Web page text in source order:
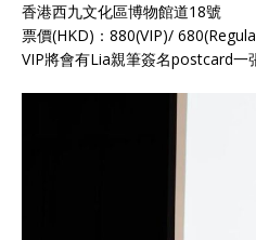
香港西九文化區博物館道18號
票價(HKD)：880(VIP)/
VIP將會有Lia親筆簽名postcard一